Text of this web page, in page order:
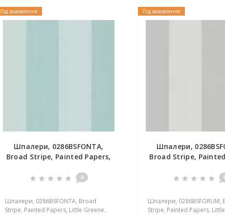
Під замовлення
Шпалери, 0286BSFONTA,
Broad Stripe, Painted Papers,
0
Шпалери, 0286BSFONTA, Broad
Stripe, Painted Papers, Little Greene..
Під замовлення
Шпалери,
Broad Stripe,
Шпалери, 0286BSFORUM,
Stripe, Painted Papers,